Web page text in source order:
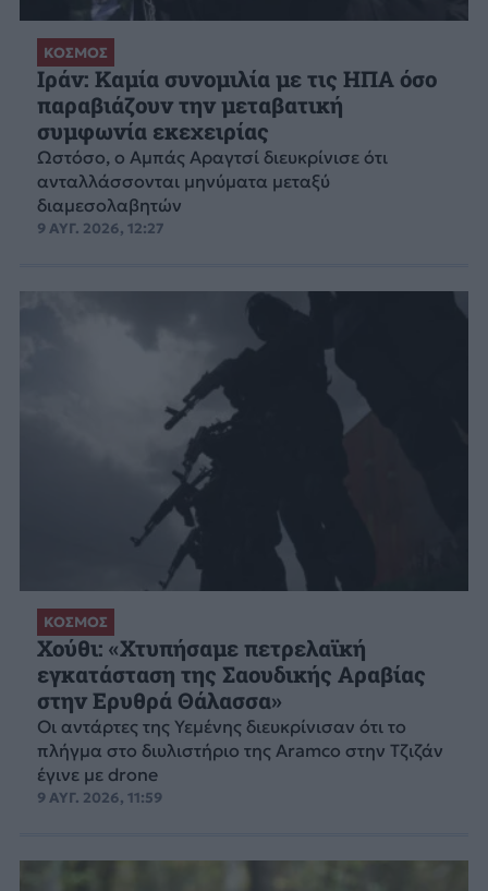
ΚΟΣΜΟΣ
Ιράν: Καμία συνομιλία με τις ΗΠΑ όσο
παραβιάζουν την μεταβατική
συμφωνία εκεχειρίας
Ωστόσο, ο Αμπάς Αραγτσί διευκρίνισε ότι
ανταλλάσσονται μηνύματα μεταξύ
διαμεσολαβητών
9 ΑΥΓ. 2026, 12:27
ΚΟΣΜΟΣ
Χούθι: «Χτυπήσαμε πετρελαϊκή
εγκατάσταση της Σαουδικής Αραβίας
στην Ερυθρά Θάλασσα»
Οι αντάρτες της Υεμένης διευκρίνισαν ότι το
πλήγμα στο διυλιστήριο της Aramco στην Τζιζάν
έγινε με drone
9 ΑΥΓ. 2026, 11:59